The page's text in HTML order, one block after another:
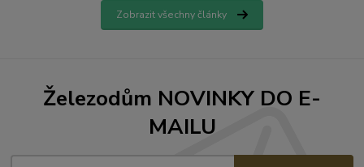
Zobrazit všechny články
Železodům NOVINKY DO E-
MAILU